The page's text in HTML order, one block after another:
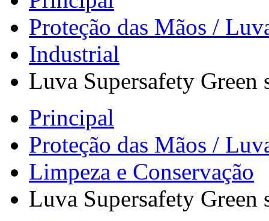
Proteção das Mãos /
Industrial
Luva Supersafety Green
Principal
Proteção das Mãos /
Limpeza e Conservação
Luva Supersafety Green